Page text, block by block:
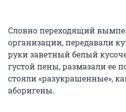
Словно переходящий
организации, передавали
руки заветный белый
густой пены, размазали ее
стояли «разукрашенные»,
аборигены.